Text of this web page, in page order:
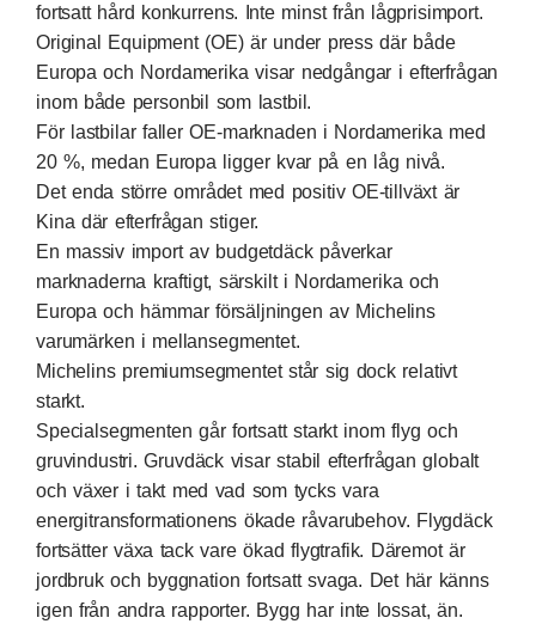
fortsatt hård konkurrens. Inte minst från lågprisimport.
Original Equipment (OE) är under press där både
Europa och Nordamerika visar nedgångar i efterfrågan
inom både personbil som lastbil.
För lastbilar faller OE-marknaden i Nordamerika med
20 %, medan Europa ligger kvar på en låg nivå.
Det enda större området med positiv OE-tillväxt är
Kina där efterfrågan stiger.
En massiv import av budgetdäck påverkar
marknaderna kraftigt, särskilt i Nordamerika och
Europa och hämmar försäljningen av Michelins
varumärken i mellansegmentet.
Michelins premiumsegmentet står sig dock relativt
starkt.
Specialsegmenten går fortsatt starkt inom flyg och
gruvindustri. Gruvdäck visar stabil efterfrågan globalt
och växer i takt med vad som tycks vara
energitransformationens ökade råvarubehov. Flygdäck
fortsätter växa tack vare ökad flygtrafik. Däremot är
jordbruk och byggnation fortsatt svaga. Det här känns
igen från andra rapporter. Bygg har inte lossat, än.